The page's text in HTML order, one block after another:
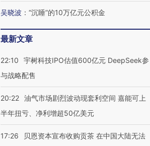
吴晓波 ： “沉睡”的10万亿元公积金
最新文章
22:10
宇树科技IPO估值600亿元 DeepSeek参
与战略配售
20:22 油气市场剧烈波动现套利空间 嘉能可上
半年扭亏、净利增超50亿美元
17:26
贝恩资本宣布收购贡茶 在中国大陆无法